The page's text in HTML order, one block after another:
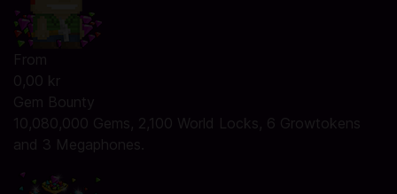
From
0,00 kr
Gem Bounty
10,080,000 Gems, 2,100 World Locks, 6 Growtokens
and 3 Megaphones.